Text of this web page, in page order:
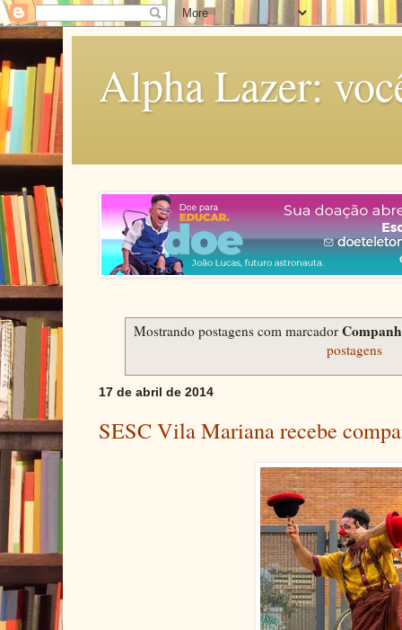
Alpha Lazer:
Mostrando postagens com marcador
postagens
17 de abril de 2014
SESC Vila Mariana recebe